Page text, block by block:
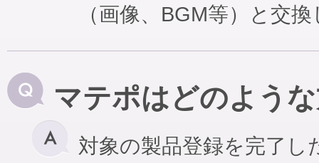
（画像、BGM等）と交
マテポはどのよう
対象の製品登録を完了